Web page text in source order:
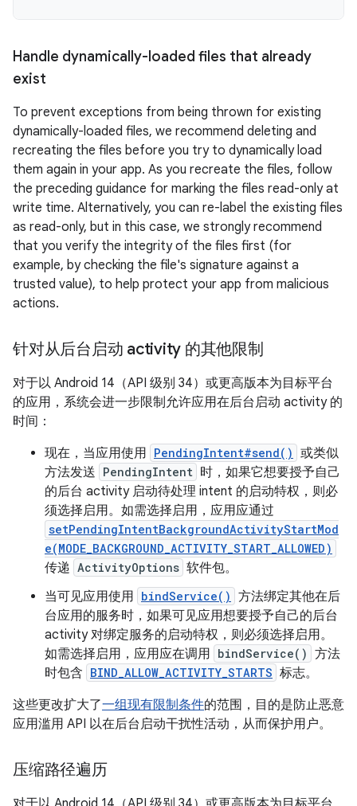
Handle dynamically-loaded files that already
exist
To prevent exceptions from being thrown for existing
dynamically-loaded files, we recommend deleting and
recreating the files before you try to dynamically load
them again in your app. As you recreate the files, follow
the preceding guidance for marking the files read-only at
write time. Alternatively, you can re-label the existing files
as read-only, but in this case, we strongly recommend
that you verify the integrity of the files first (for
example, by checking the file's signature against a
trusted value), to help protect your app from malicious
actions.
针对从后台启动 activity 的其他限制
对于以 Android 14（API 级别 34）或更高版本为目标平台
的应用，系统会进一步限制允许应用在后台启动 activity 的
时间：
现在，当应用使用 PendingIntent#send() 或类似
方法发送 PendingIntent 时，如果它想要授予自己
的后台 activity 启动待处理 intent 的启动特权，则必
须选择启用。如需选择启用，应用应通过
setPendingIntentBackgroundActivityStartMod
e(MODE_BACKGROUND_ACTIVITY_START_ALLOWED)
传递 ActivityOptions 软件包。
当可见应用使用 bindService() 方法绑定其他在后
台应用的服务时，如果可见应用想要授予自己的后台
activity 对绑定服务的启动特权，则必须选择启用。
如需选择启用，应用应在调用 bindService() 方法
时包含 BIND_ALLOW_ACTIVITY_STARTS 标志。
这些更改扩大了一组现有限制条件的范围，目的是防止恶意
应用滥用 API 以在后台启动干扰性活动，从而保护用户。
压缩路径遍历